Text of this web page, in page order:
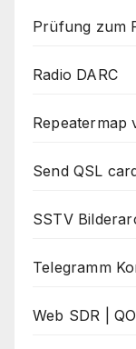
Prüfung zum
Radio DARC
Repeatermap
Send QSL
SSTV
Telegramm
Web SDR |